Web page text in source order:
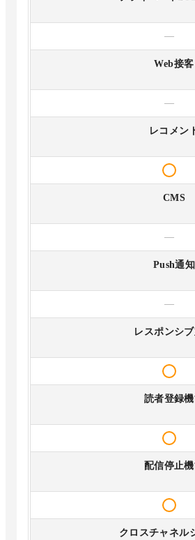
—
Web接客
—
レコメン
CMS
—
Push通知
—
レスポンシ
読者登録
配信停止
クロスチャネル